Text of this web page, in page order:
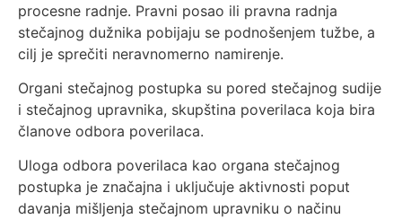
procesne radnje. Pravni posao ili pravna radnja
stečajnog dužnika pobijaju se podnošenjem tužbe, a
cilj je sprečiti neravnomerno namirenje.
Organi stečajnog postupka su pored stečajnog sudije
i stečajnog upravnika, skupština poverilaca koja bira
članove odbora poverilaca.
Uloga odbora poverilaca kao organa stečajnog
postupka je značajna i uključuje aktivnosti poput
davanja mišljenja stečajnom upravniku o načinu